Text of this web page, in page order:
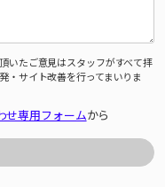
いたご意見はスタッフがすべて拝
・サイト改善を行ってまいりま
せ専用フォームから